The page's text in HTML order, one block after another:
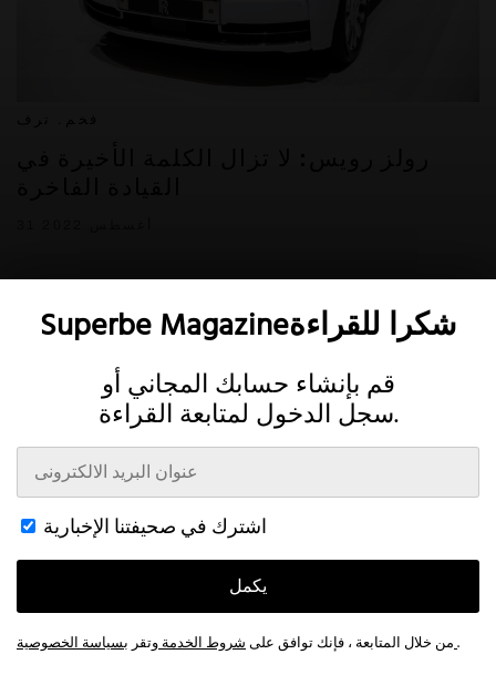
Superbe Magazineشكرا للقراءة
قم بإنشاء حسابك المجاني أو
سجل الدخول لمتابعة القراءة.
اشترك في صحيفتنا الإخبارية
يكمل
من خلال المتابعة ، فإنك توافق علىشروط الخدمةوتقر بسياسة الخصوصية.
This website uses cookies to improve your browsing experience and
provide additional functionality.Read more
Accept All Customize
Twitter
خصوصية